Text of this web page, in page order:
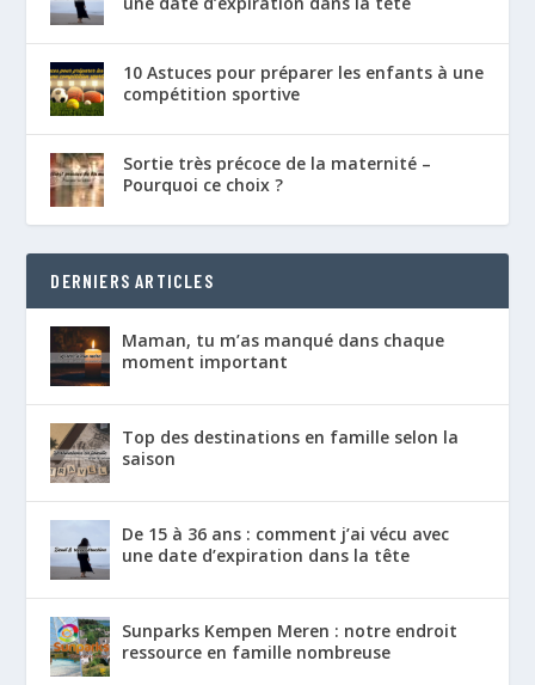
10 Astuces pour préparer les enfants à une
compétition sportive
Sortie très précoce de la maternité –
Pourquoi ce choix ?
DERNIERS ARTICLES
Maman, tu m’as manqué dans chaque
moment important
Top des destinations en famille selon la
saison
De 15 à 36 ans : comment j’ai vécu avec
une date d’expiration dans la tête
Sunparks Kempen Meren : notre endroit
ressource en famille nombreuse